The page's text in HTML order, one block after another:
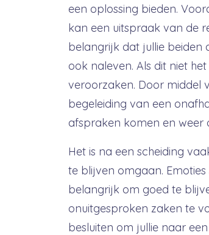
een oplossing bieden.
kan een uitspraak van de
belangrijk dat jullie beiden
ook naleven. Als dit niet
veroorzaken. Door middel
begeleiding van een
afspraken komen en weer
Het is na een scheiding
te blijven omgaan.
belangrijk om goed te
onuitgesproken zaken te
besluiten om jullie naar